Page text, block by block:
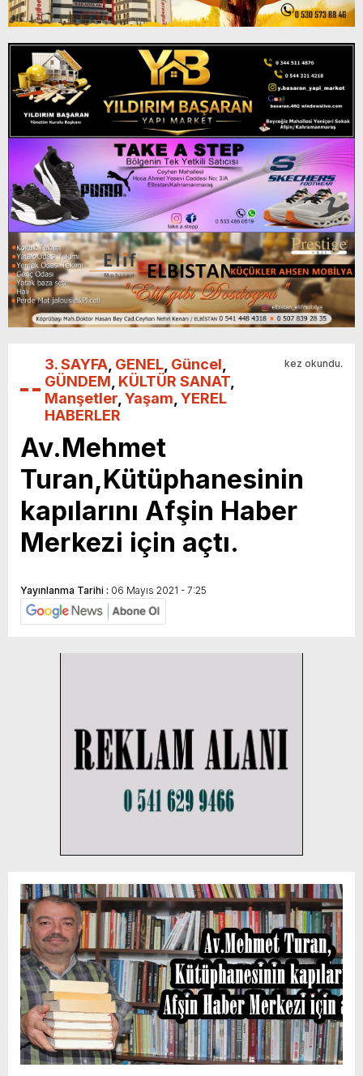
3. SAYFA GENEL Güncel
GÜNDEM KÜLTÜR SANAT
Manşetler Yaşam YEREL
HABERLER
kez okundu.
Av.Mehmet
Turan,Kütüphanesinin
kapılarını Afşin Haber
Merkezi için açtı.
Yayınlanma Tarihi : 06 Mayıs 2021 - 7:25